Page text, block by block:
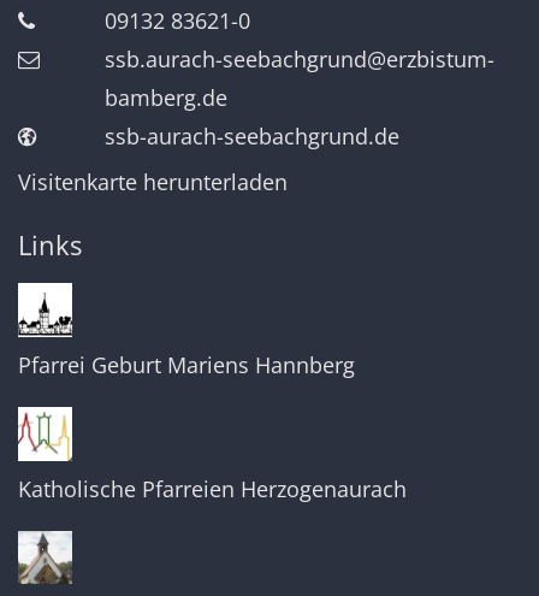
09132 83621-0
ssb.aurach-seebachgrund@erzbistum-
bamberg.de
ssb-aurach-seebachgrund.de
Visitenkarte herunterladen
Links
Pfarrei Geburt Mariens Hannberg
Katholische Pfarreien Herzogenaurach